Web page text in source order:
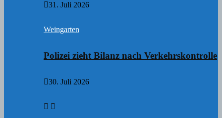
31. Juli 2026
Weingarten
Polizei zieht Bilanz nach Verkehrskontrolle
30. Juli 2026